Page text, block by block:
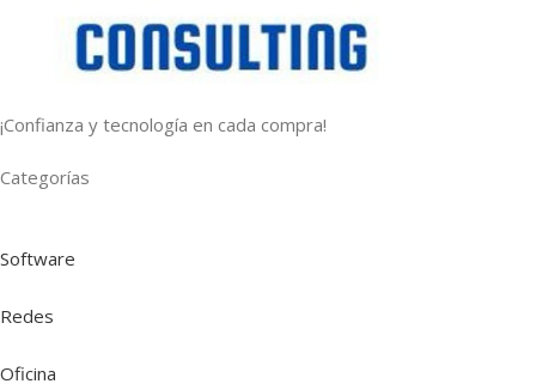
¡Confianza y tecnología en cada compra!
Categorías
Software
Redes
Oficina